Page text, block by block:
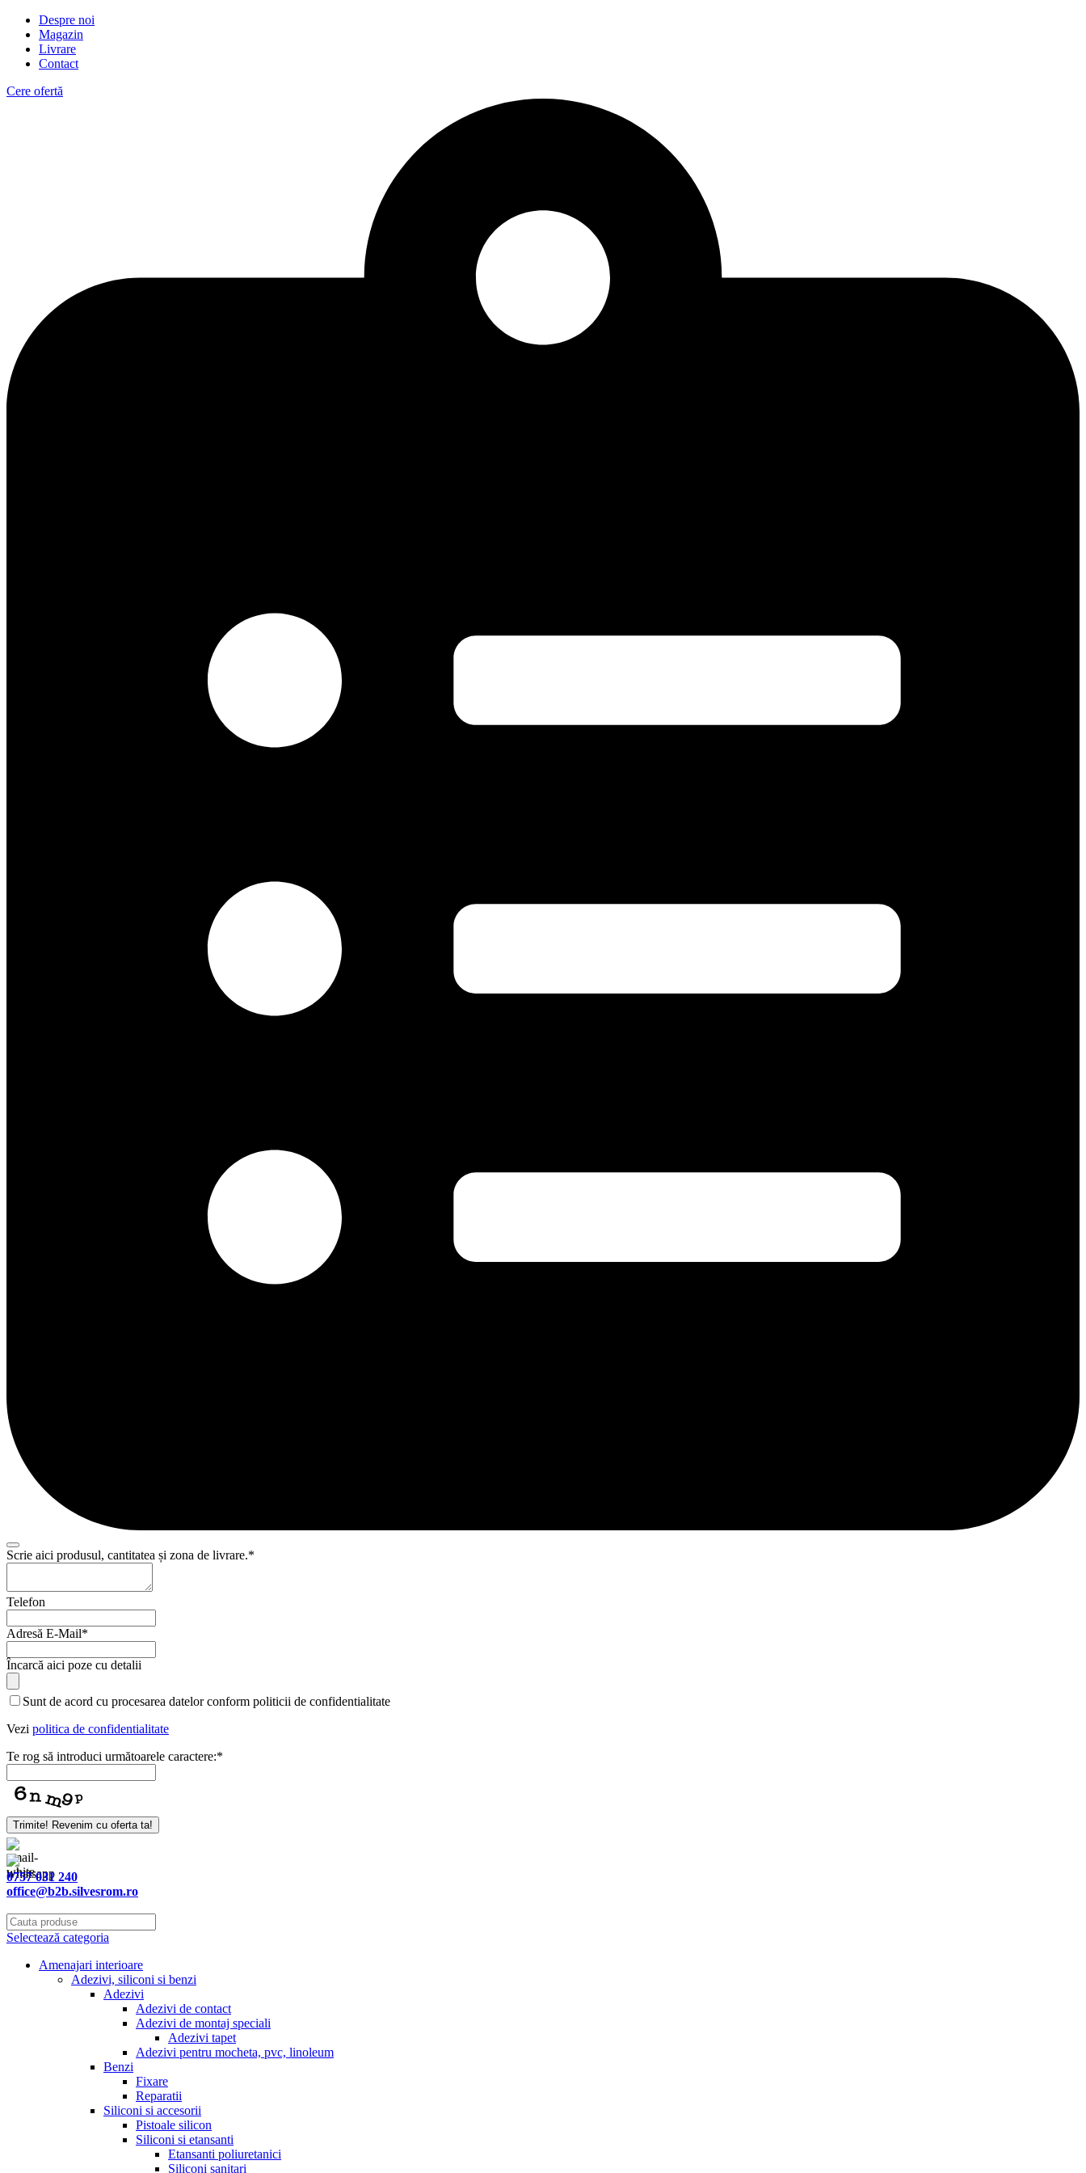
Despre noi
Magazin
Livrare
Contact
Cere ofertă
Scrie aici produsul, cantitatea și zona de livrare.*
Telefon
Adresă E-Mail*
Contact
Email
Încarcă aici poze cu detalii
Sunt de acord cu procesarea datelor conform politicii de confidentialitate
Vezi politica de confidentialitate
Te rog să introduci următoarele caractere:*
Trimite! Revenim cu oferta ta!
0757 031 240
office@b2b.silvesrom.ro
Selectează categoria
Amenajari interioare
Adezivi, siliconi si benzi
Adezivi
Adezivi de contact
Adezivi de montaj speciali
Adezivi tapet
Adezivi pentru mocheta, pvc, linoleum
Benzi
Fixare
Reparatii
Siliconi si accesorii
Pistoale silicon
Siliconi si etansanti
Etansanti poliuretanici
Siliconi sanitari